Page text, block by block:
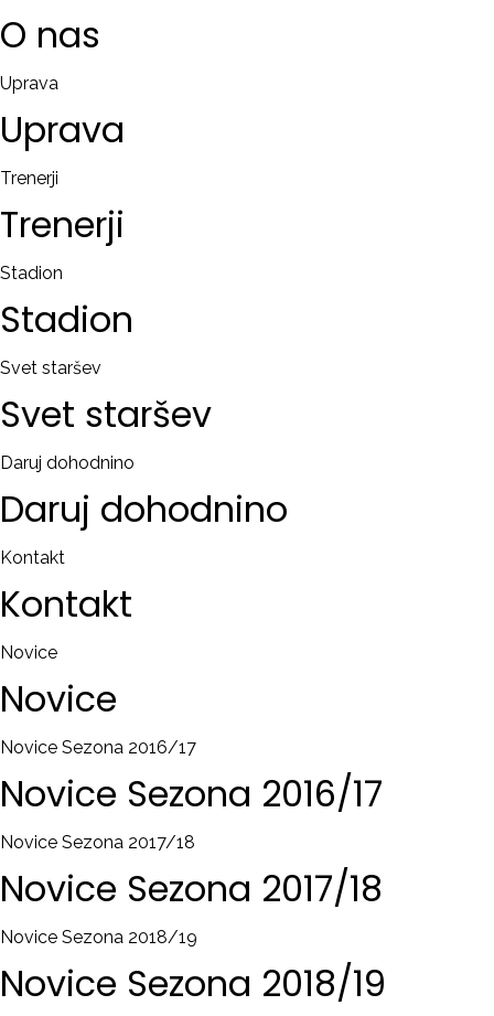
O nas
Uprava
Uprava
Trenerji
Trenerji
Stadion
Stadion
Svet staršev
Svet staršev
Daruj dohodnino
Daruj dohodnino
Kontakt
Kontakt
Novice
Novice
Novice Sezona 2016/17
Novice Sezona 2016/17
Novice Sezona 2017/18
Novice Sezona 2017/18
Novice Sezona 2018/19
Novice Sezona 2018/19